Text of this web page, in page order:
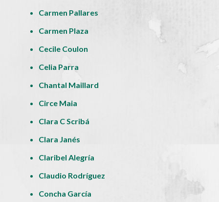
Carmen Pallares
Carmen Plaza
Cecile Coulon
Celia Parra
Chantal Maillard
Circe Maia
Clara C Scribá
Clara Janés
Claribel Alegría
Claudio Rodríguez
Concha García